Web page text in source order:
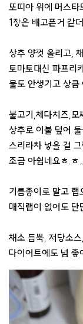
또띠아 위에 머스
1장은 배고픈거 같
상추 양껏 올리고,
토마토대신 파프리
물도 안생기고 상
불고기,체다치즈,모
상추로 이불 덮어
스리라차 넣을 걸
조금 아쉽네요ㅎ.ㅎ..
기름종이로 말고 랩
매직랩이 없어도 단
채소 듬뿍, 저당소
다이어트에도 넘